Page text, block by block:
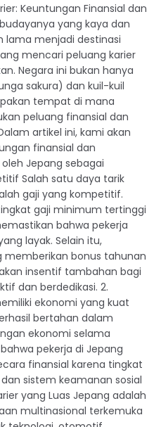
Keuntungan Finansial dan
yang kaya dan
lama menjadi destinasi
mencari peluang karier
Negara ini bukan hanya
sakura) dan kuil-kuil
tempat di mana
peluang finansial dan
artikel ini, kami akan
finansial dan
Jepang sebagai
Salah satu daya tarik
gaji yang kompetitif.
gaji minimum tertinggi
bahwa pekerja
layak. Selain itu,
memberikan bonus tahunan
insentif tambahan bagi
dan berdedikasi. 2.
ekonomi yang kuat
bertahan dalam
ekonomi selama
pekerja di Jepang
finansial karena tingkat
sistem keamanan sosial
yang Luas Jepang adalah
multinasional terkemuka